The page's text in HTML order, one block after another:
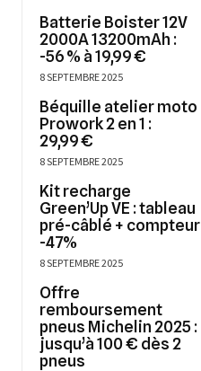
Batterie Boister 12V
2000A 13200mAh :
-56 % à 19,99 €
8 SEPTEMBRE 2025
Béquille atelier moto
Prowork 2 en 1 :
29,99 €
8 SEPTEMBRE 2025
Kit recharge
Green’Up VE : tableau
pré-câblé + compteur
-47%
8 SEPTEMBRE 2025
Offre
remboursement
pneus Michelin 2025 :
jusqu’à 100 € dès 2
pneus